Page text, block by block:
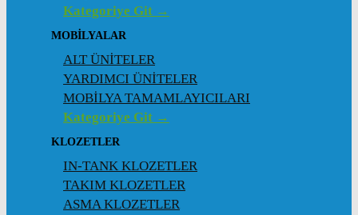
Kategoriye Git →
MOBİLYALAR
ALT ÜNİTELER
YARDIMCI ÜNİTELER
MOBİLYA TAMAMLAYICILARI
Kategoriye Git →
KLOZETLER
IN-TANK KLOZETLER
TAKIM KLOZETLER
ASMA KLOZETLER